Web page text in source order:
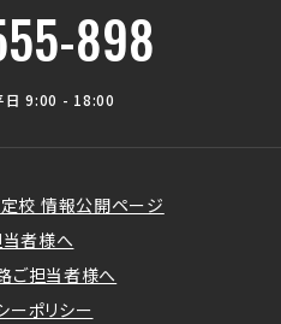
898
日 9:00 - 18:00
校 情報公開ページ
者様へ
ご担当者様へ
ーポリシー